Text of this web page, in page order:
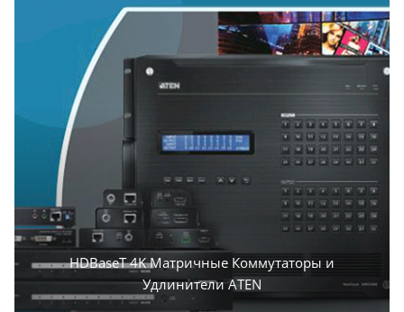
HDBaseT 4K Матричные Коммутаторы и
Удлинители ATEN